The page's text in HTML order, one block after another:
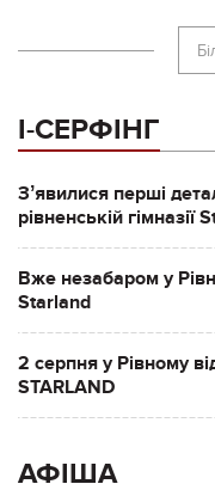
І-СЕРФІНГ
Зʼявилися перші
рівненській гімназії
Вже незабаром у
Starland
2 серпня у Рівному
STARLAND
АФІША